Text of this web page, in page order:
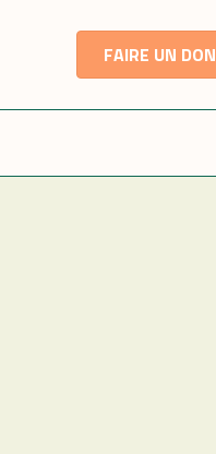
FAIRE UN DON